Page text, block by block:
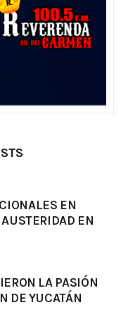
EN
EN
LA PASIÓN
DE YUCATÁN